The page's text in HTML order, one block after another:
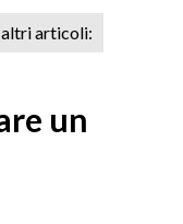
altri articoli:
un